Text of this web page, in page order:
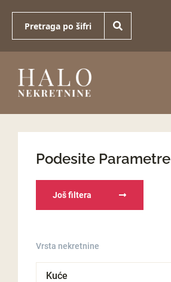
Podesite Parametre
Još filtera
Vrsta nekretnine